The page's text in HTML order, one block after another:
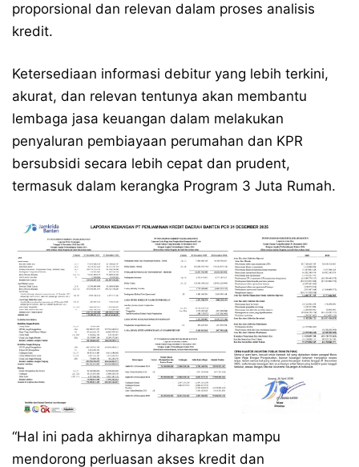
proporsional dan relevan dalam proses analisis
kredit.
Ketersediaan informasi debitur yang lebih terkini,
akurat, dan relevan tentunya akan membantu
lembaga jasa keuangan dalam melakukan
penyaluran pembiayaan perumahan dan KPR
bersubsidi secara lebih cepat dan prudent,
termasuk dalam kerangka Program 3 Juta Rumah.
“Hal ini pada akhirnya diharapkan mampu
mendorong perluasan akses kredit dan